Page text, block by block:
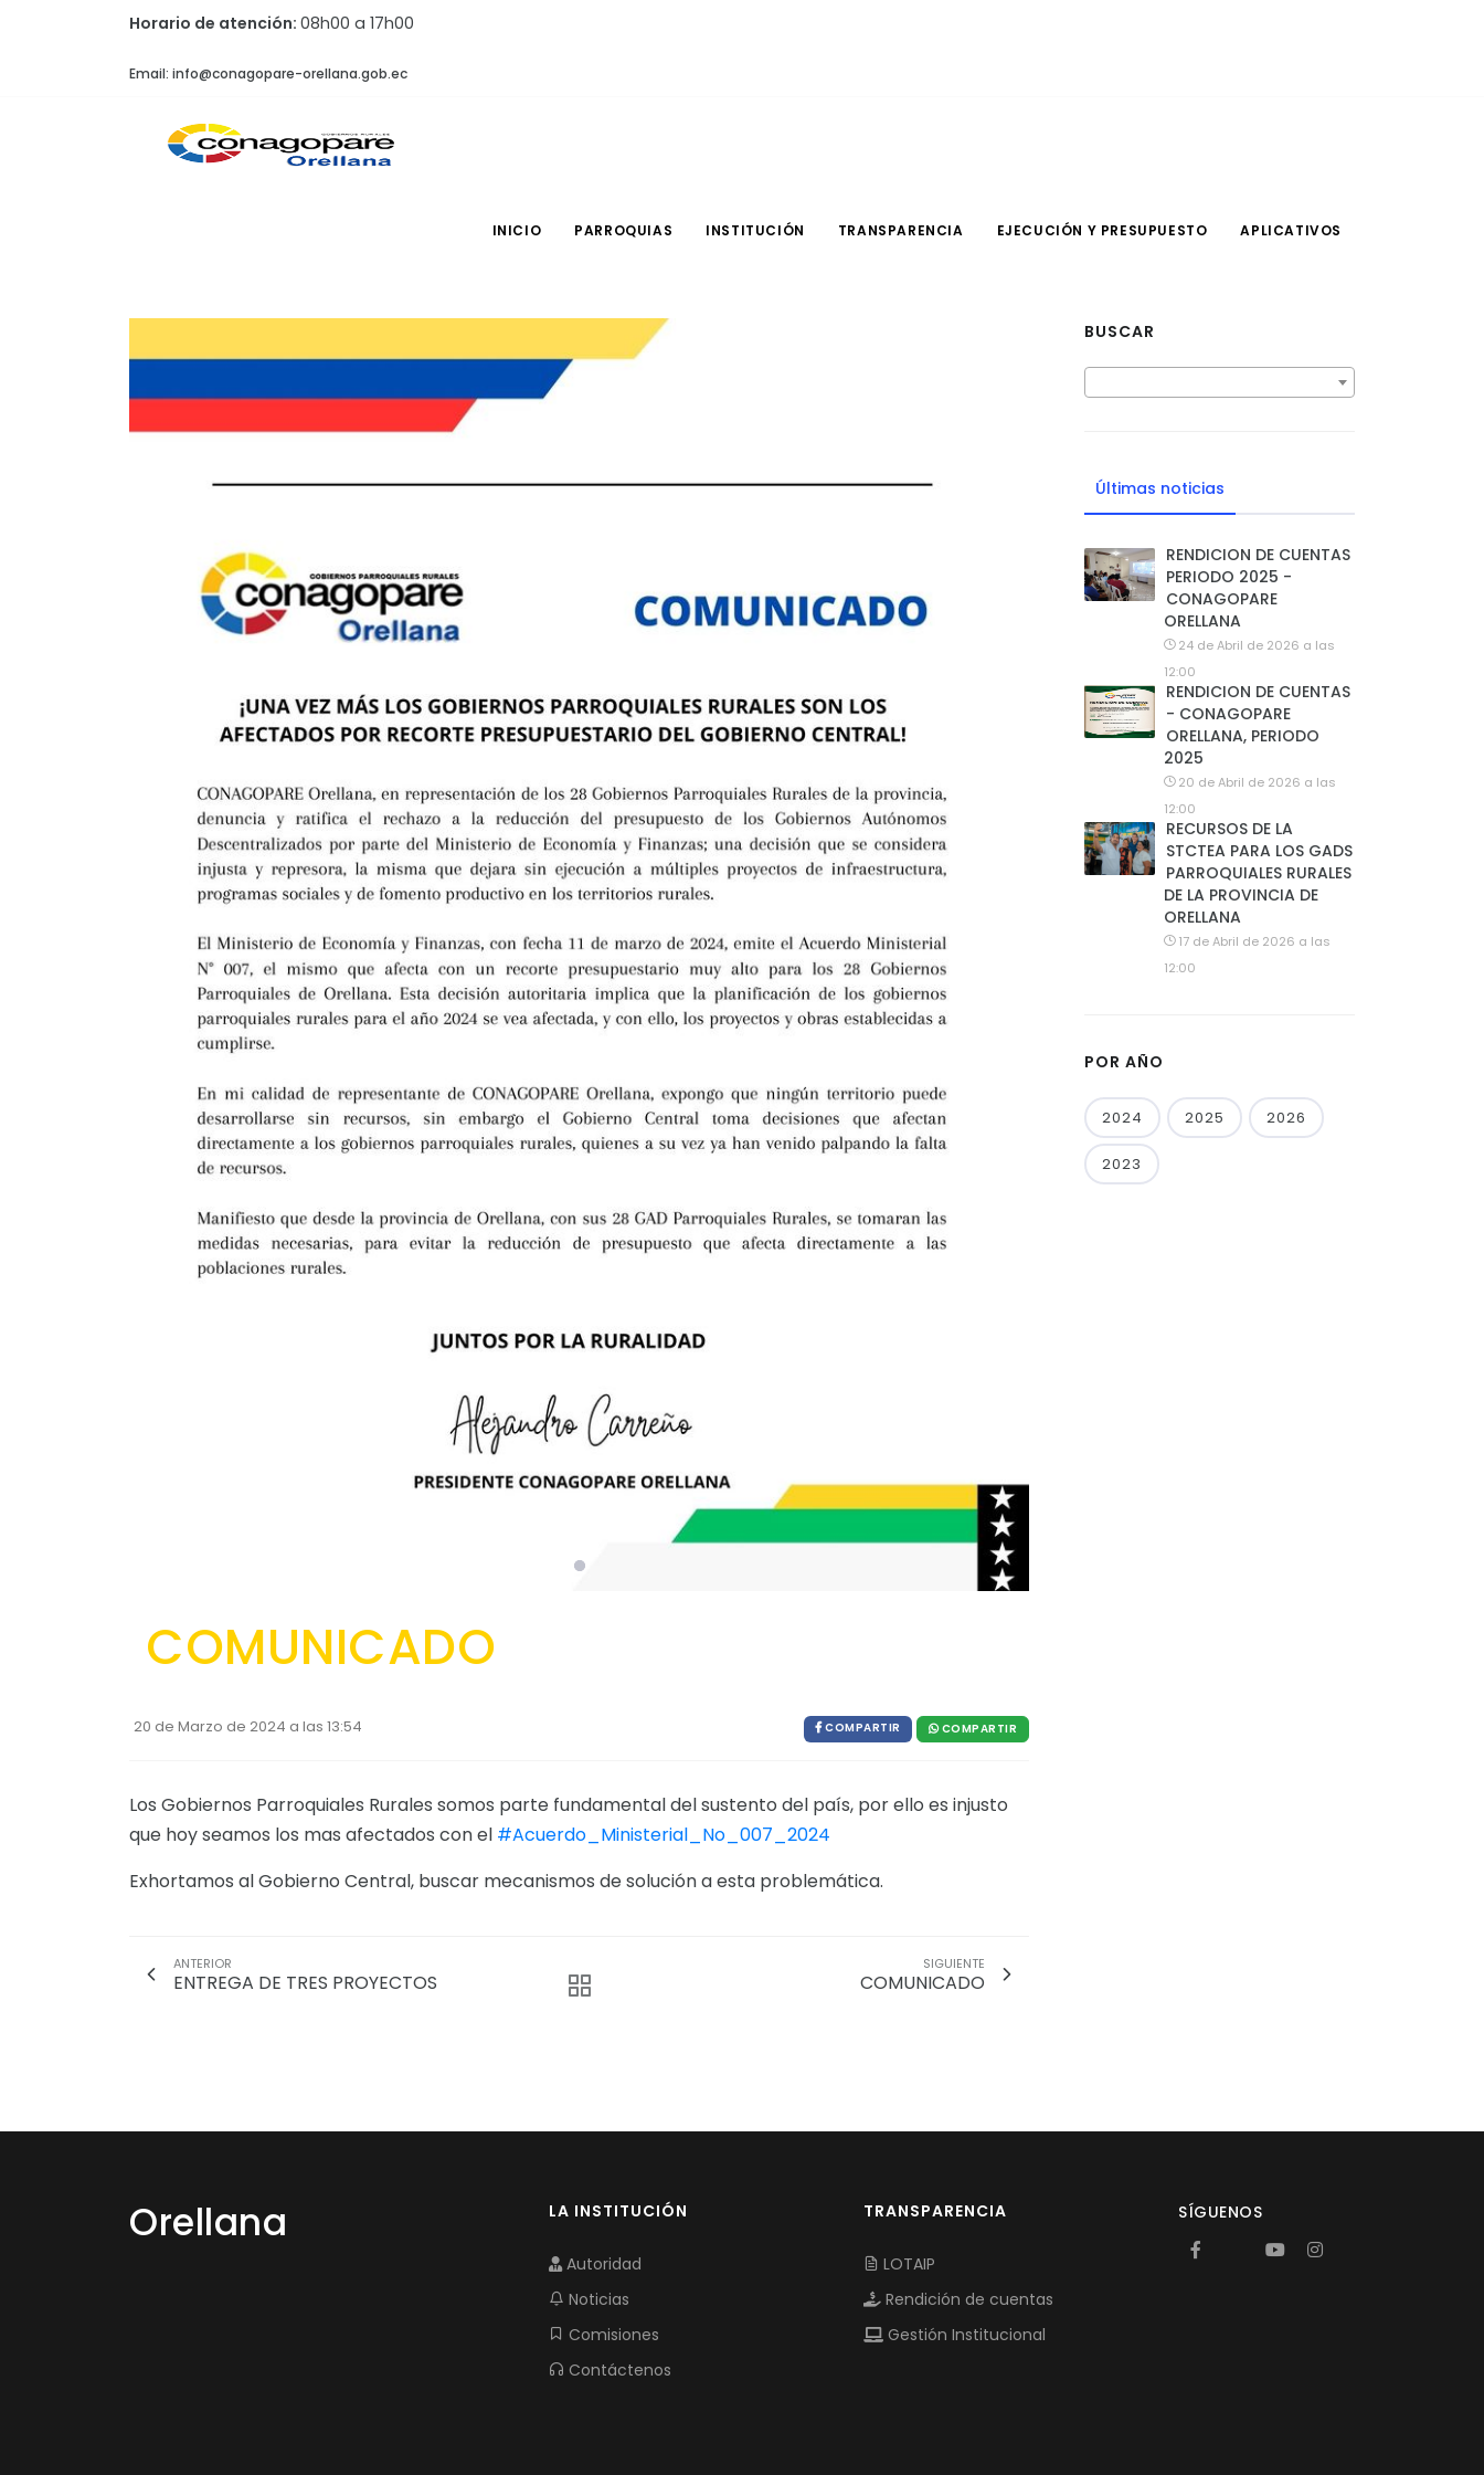
Horario de atención: 08h00 a 17h00
Email: info@conagopare-orellana.gob.ec
INICIO PARROQUIAS INSTITUCIÓN TRANSPARENCIA EJECUCIÓN Y PRESUPUESTO APLICATIVOS
COMUNICADO
20 de Marzo de 2024 a las 13:54 COMPARTIR COMPARTIR
Los Gobiernos Parroquiales Rurales somos parte fundamental del sustento del país, por ello es injusto
que hoy seamos los mas afectados con el #Acuerdo_Ministerial_No_007_2024
Exhortamos al Gobierno Central, buscar mecanismos de solución a esta problemática.
ANTERIOR
ENTREGA DE TRES PROYECTOS
SIGUIENTE
COMUNICADO
BUSCAR
Últimas noticias
RENDICION DE CUENTAS
PERIODO 2025 -
CONAGOPARE
ORELLANA
24 de Abril de 2026 a las
12:00
RENDICION DE CUENTAS
- CONAGOPARE
ORELLANA, PERIODO
2025
20 de Abril de 2026 a las
12:00
RECURSOS DE LA
STCTEA PARA LOS GADS
PARROQUIALES RURALES
DE LA PROVINCIA DE
ORELLANA
17 de Abril de 2026 a las
12:00
POR AÑO
2024 2025 2026
2023
Orellana LA INSTITUCIÓN
Autoridad
Noticias
Comisiones
Contáctenos
TRANSPARENCIA
LOTAIP
Rendición de cuentas
Gestión Institucional
SÍGUENOS